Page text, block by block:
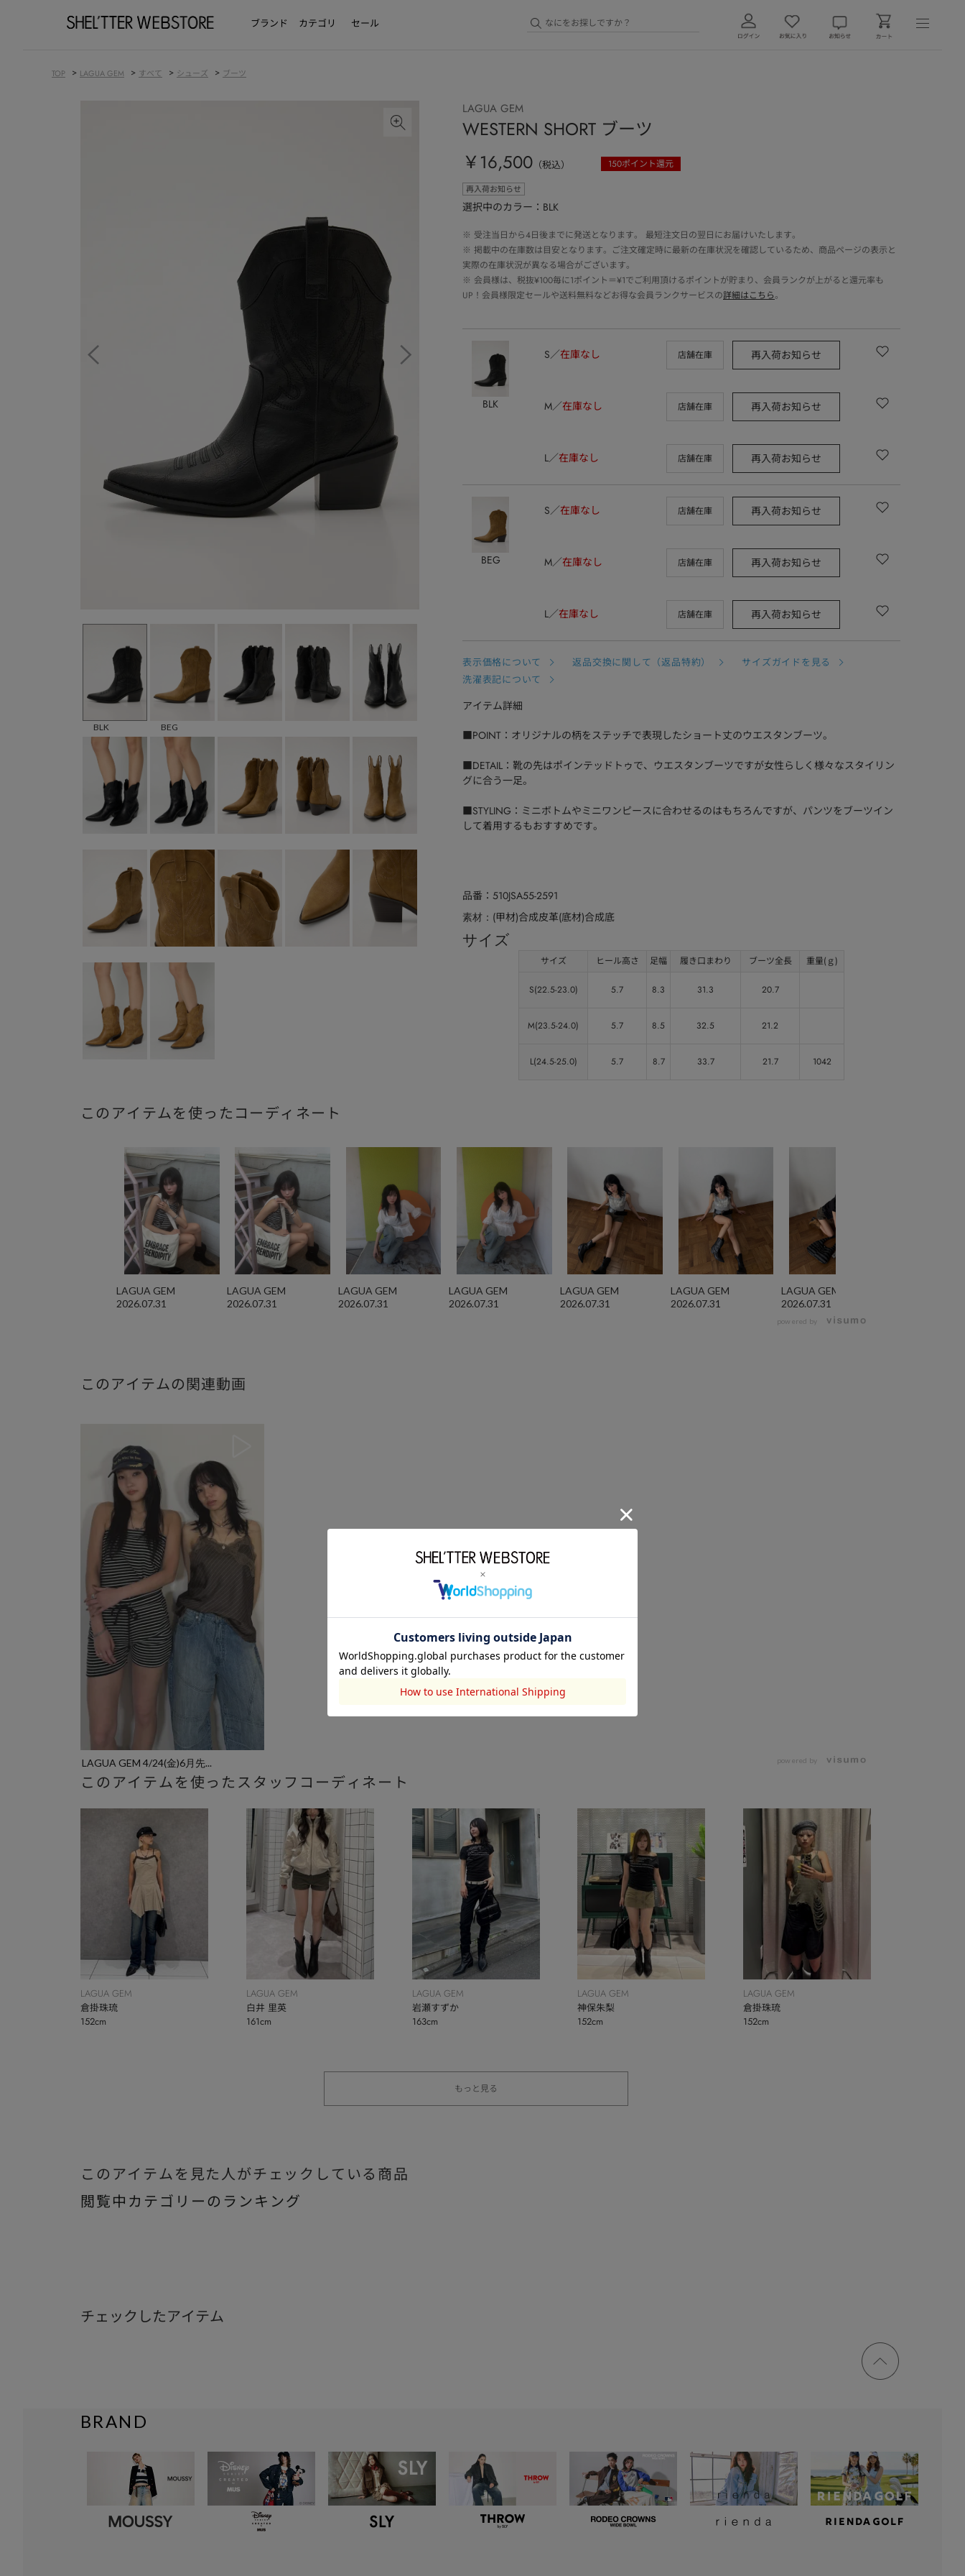
ブランド カテゴリ セール
TOP > LAGUA GEM > すべて > シューズ > ブーツ
BLK BEG
LAGUA GEM
WESTERN SHORT ブーツ
￥16,500 （税込） 150ポイント還元
再入荷お知らせ
選択中のカラー：BLK
※ 受注当日から4日後までに発送となります。 最短注文日の翌日にお届けいたします。
※ 掲載中の在庫数は目安となります。ご注文確定時に最新の在庫状況を確認しているため、商品ページの表示と
実際の在庫状況が異なる場合がございます。
※ 会員様は、税抜¥100毎に1ポイント＝¥1でご利用頂けるポイントが貯まり、会員ランクが上がると還元率も
UP！会員様限定セールや送料無料などお得な会員ランクサービスの詳細はこちら。
BLK
S 在庫なし 店舗在庫 再入荷お知らせ
M 在庫なし 店舗在庫 再入荷お知らせ
L 在庫なし 店舗在庫 再入荷お知らせ
BEG
S 在庫なし 店舗在庫 再入荷お知らせ
M 在庫なし 店舗在庫 再入荷お知らせ
L 在庫なし 店舗在庫 再入荷お知らせ
表示価格について 返品交換に関して（返品特約）
サイズガイドを見る
洗濯表記について
アイテム詳細
■POINT：オリジナルの柄をステッチで表現したショート丈のウエスタンブーツ。
■DETAIL：靴の先はポインテッドトゥで、ウエスタンブーツですが女性らしく様々なスタイリン
グに合う一足。
■STYLING：ミニボトムやミニワンピースに合わせるのはもちろんですが、パンツをブーツイン
して着用するもおすすめです。
品番 510JSA55-2591
素材 (甲材)合成皮革(底材)合成底
サイズ
サイズ ヒール高さ 足幅 履き口まわり ブーツ全長 重量(ｇ)
S(22.5-23.0) 5.7 8.3 31.3 20.7
M(23.5-24.0) 5.7 8.5 32.5 21.2
L(24.5-25.0) 5.7 8.7 33.7 21.7 1042
このアイテムを使ったコーディネート
2026.07.31
LAGUA GEM
2026.07.31
LAGUA GEM
2026.07.31
LAGUA GEM
2026.07.31
LAGUA GEM
2026.07.31
LAGUA GEM
2026.07.31
LAGUA GEM
2026.07.31
LAGUA GEM
powered by
このアイテムの関連動画
LAGUA GEM 4/24(金)6月先... powered by
このアイテムを使ったスタッフコーディネート
LAGUA GEM
倉掛珠琉
152cm
LAGUA GEM
白井 里英
161cm
LAGUA GEM
岩瀬すずか
163cm
LAGUA GEM
神保朱梨
152cm
LAGUA GEM
倉掛珠琉
152cm
もっと見る
このアイテムを見た人がチェックしている商品
閲覧中カテゴリーのランキング
チェックしたアイテム
ページ
トップ
BRAND